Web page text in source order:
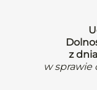
z
w sprawie